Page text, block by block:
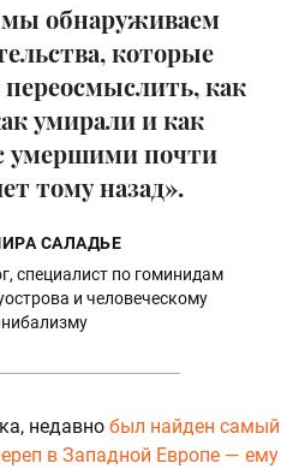
обнаруживаем
которые
как
умирали и как
умершими почти
тому назад».
САЛАДЬЕ
специалист по гоминидам
и человеческому
недавно был найден самый
в Западной Европе — ему